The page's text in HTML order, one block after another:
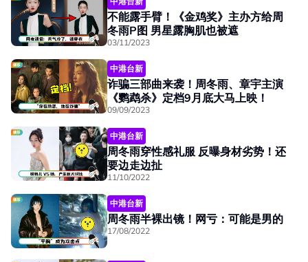
不能露手臂！《金鸡奖》主办方给周
冬雨P图 男星露胸肌也被遮
03/11/2023
中港台新
诈骗三部曲来袭！周冬雨、章宇主演
《鹦鹉杀》定档9月底大马上映！
09/09/2023
中港台新
周冬雨穿性感礼服 反曝身材劣势！还
要边走边扯
11/10/2022
中港台新
周冬雨半裸出镜！网亏：可能是男的
17/08/2022